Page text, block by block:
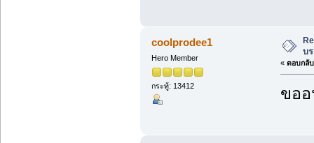
coolprodee1
Hero Member
กระทู้: 13412
บ
« ตอบกลั
ขอ